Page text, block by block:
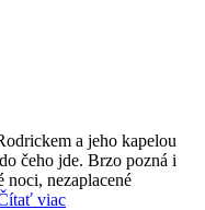
a jeho kapelou
čeho jde. Brzo pozná i
noci, nezaplacené
viac